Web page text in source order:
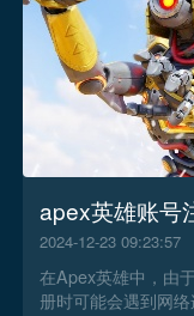
2024-12-23 09:23:57
在Apex英雄中，由
册时可能会遇到网